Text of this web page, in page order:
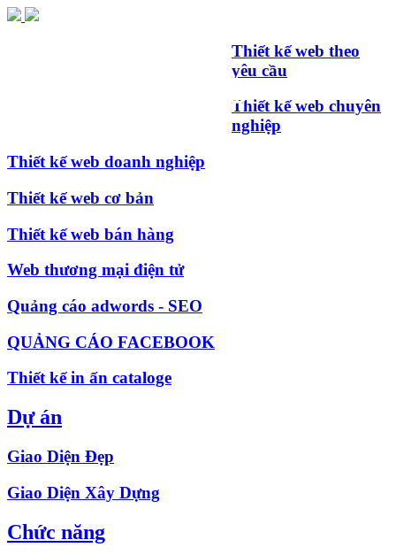
Thiết kế web theo
yêu cầu
Thiết kế web chuyên
nghiệp
Thiết kế web doanh nghiệp
Thiết kế web cơ bản
Thiết kế web bán hàng
Web thương mại điện tử
Quảng cáo adwords - SEO
QUẢNG CÁO FACEBOOK
Thiết kế in ấn cataloge
Dự án
Giao Diện Đẹp
Giao Diện Xây Dựng
Chức năng